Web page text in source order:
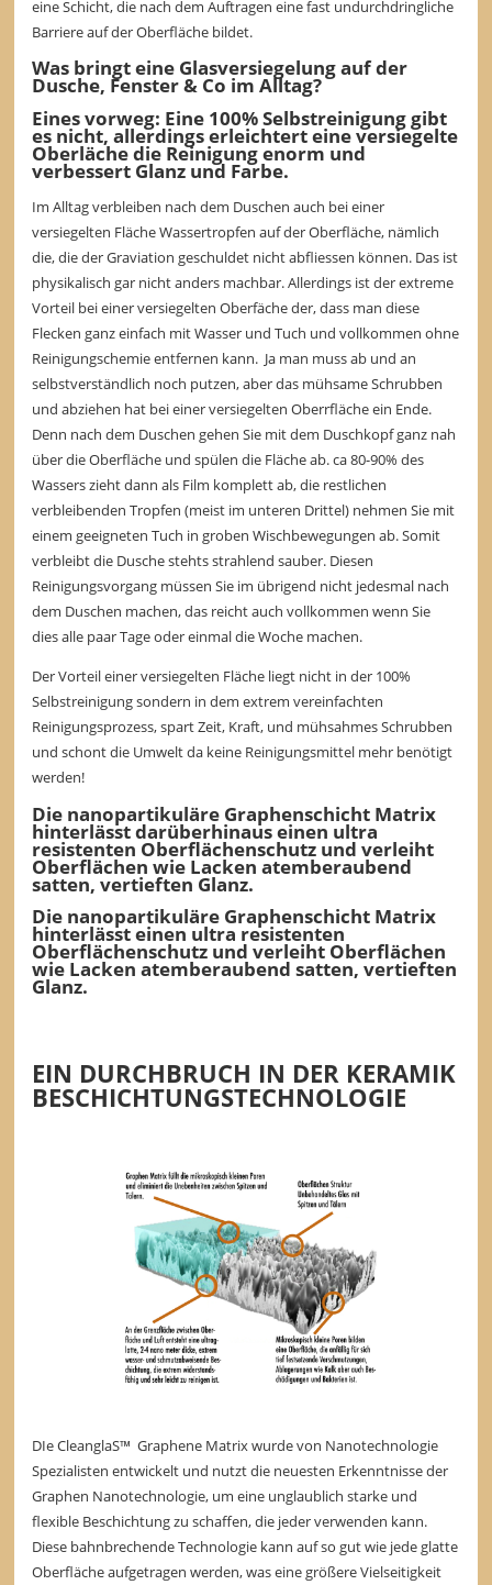
eine Schicht, die nach dem Auftragen eine fast undurchdringliche
Barriere auf der Oberfläche bildet.
Was bringt eine Glasversiegelung auf der
Dusche, Fenster & Co im Alltag?
Eines vorweg: Eine 100% Selbstreinigung gibt
es nicht, allerdings erleichtert eine versiegelte
Oberläche die Reinigung enorm und
verbessert Glanz und Farbe.
Im Alltag verbleiben nach dem Duschen auch bei einer
versiegelten Fläche Wassertropfen auf der Oberfläche, nämlich
die, die der Graviation geschuldet nicht abfliessen können. Das ist
physikalisch gar nicht anders machbar. Allerdings ist der extreme
Vorteil bei einer versiegelten Oberfäche der, dass man diese
Flecken ganz einfach mit Wasser und Tuch und vollkommen ohne
Reinigungschemie entfernen kann. Ja man muss ab und an
selbstverständlich noch putzen, aber das mühsame Schrubben
und abziehen hat bei einer versiegelten Oberrfläche ein Ende.
Denn nach dem Duschen gehen Sie mit dem Duschkopf ganz nah
über die Oberfläche und spülen die Fläche ab. ca 80-90% des
Wassers zieht dann als Film komplett ab, die restlichen
verbleibenden Tropfen (meist im unteren Drittel) nehmen Sie mit
einem geeigneten Tuch in groben Wischbewegungen ab. Somit
verbleibt die Dusche stehts strahlend sauber. Diesen
Reinigungsvorgang müssen Sie im übrigend nicht jedesmal nach
dem Duschen machen, das reicht auch vollkommen wenn Sie
dies alle paar Tage oder einmal die Woche machen.
Der Vorteil einer versiegelten Fläche liegt nicht in der 100%
Selbstreinigung sondern in dem extrem vereinfachten
Reinigungsprozess, spart Zeit, Kraft, und mühsahmes Schrubben
und schont die Umwelt da keine Reinigungsmittel mehr benötigt
werden!
Die nanopartikuläre Graphenschicht Matrix
hinterlässt darüberhinaus einen ultra
resistenten Oberflächenschutz und verleiht
Oberflächen wie Lacken atemberaubend
satten, vertieften Glanz.
Die nanopartikuläre Graphenschicht Matrix
hinterlässt einen ultra resistenten
Oberflächenschutz und verleiht Oberflächen
wie Lacken atemberaubend satten, vertieften
Glanz.
EIN DURCHBRUCH IN DER KERAMIK
BESCHICHTUNGSTECHNOLOGIE
DIe CleanglaS™ Graphene Matrix wurde von Nanotechnologie
Spezialisten entwickelt und nutzt die neuesten Erkenntnisse der
Graphen Nanotechnologie, um eine unglaublich starke und
flexible Beschichtung zu schaffen, die jeder verwenden kann.
Diese bahnbrechende Technologie kann auf so gut wie jede glatte
Oberfläche aufgetragen werden, was eine größere Vielseitigkeit